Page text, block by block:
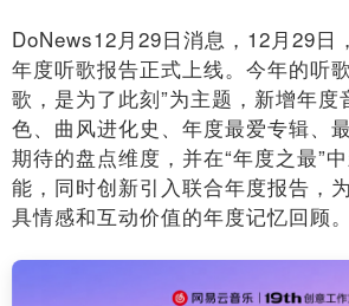
DoNews12月29日消息，12月29日
年度听歌报告正式上线。今年的听
歌，是为了此刻”为主题，新增年度
色、曲风进化史、年度最爱专辑、
期待的盘点维度，并在“年度之最”
能，同时创新引入联合年度报告，
具情感和互动价值的年度记忆回顾。